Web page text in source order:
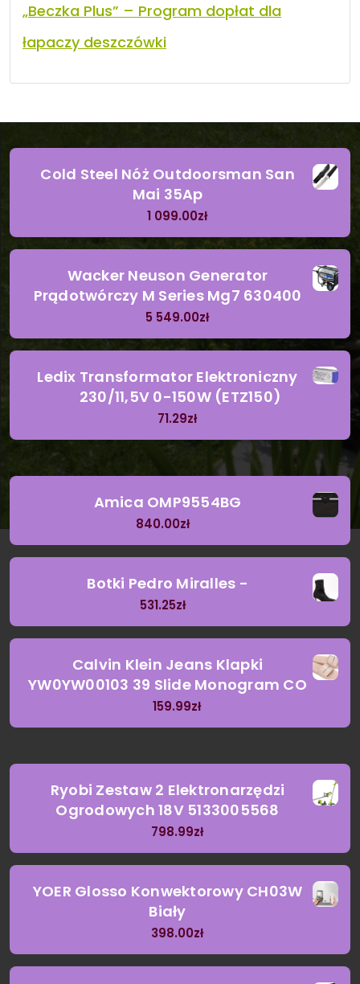
„Beczka Plus” – Program dopłat dla
łapaczy deszczówki
Cold Steel Nóż Outdoorsman San
Mai 35Ap
1 099.00zł
Wacker Neuson Generator
Prądotwórczy M Series Mg7 630400
5 549.00zł
Ledix Transformator Elektroniczny
230/11,5V 0-150W (ETZ150)
71.29zł
Amica OMP9554BG
840.00zł
Botki Pedro Miralles -
531.25zł
Calvin Klein Jeans Klapki
YW0YW00103 39 Slide Monogram CO
159.99zł
Ryobi Zestaw 2 Elektronarzędzi
Ogrodowych 18V 5133005568
798.99zł
YOER Glosso Konwektorowy CH03W
Biały
398.00zł